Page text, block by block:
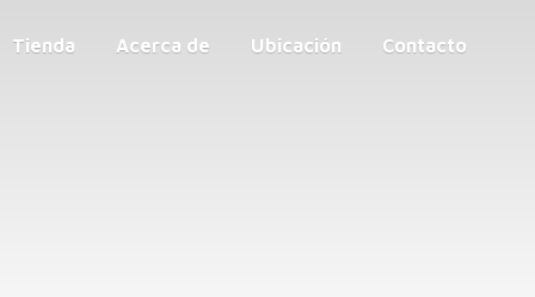
Tienda Acerca de Ubicación Contacto